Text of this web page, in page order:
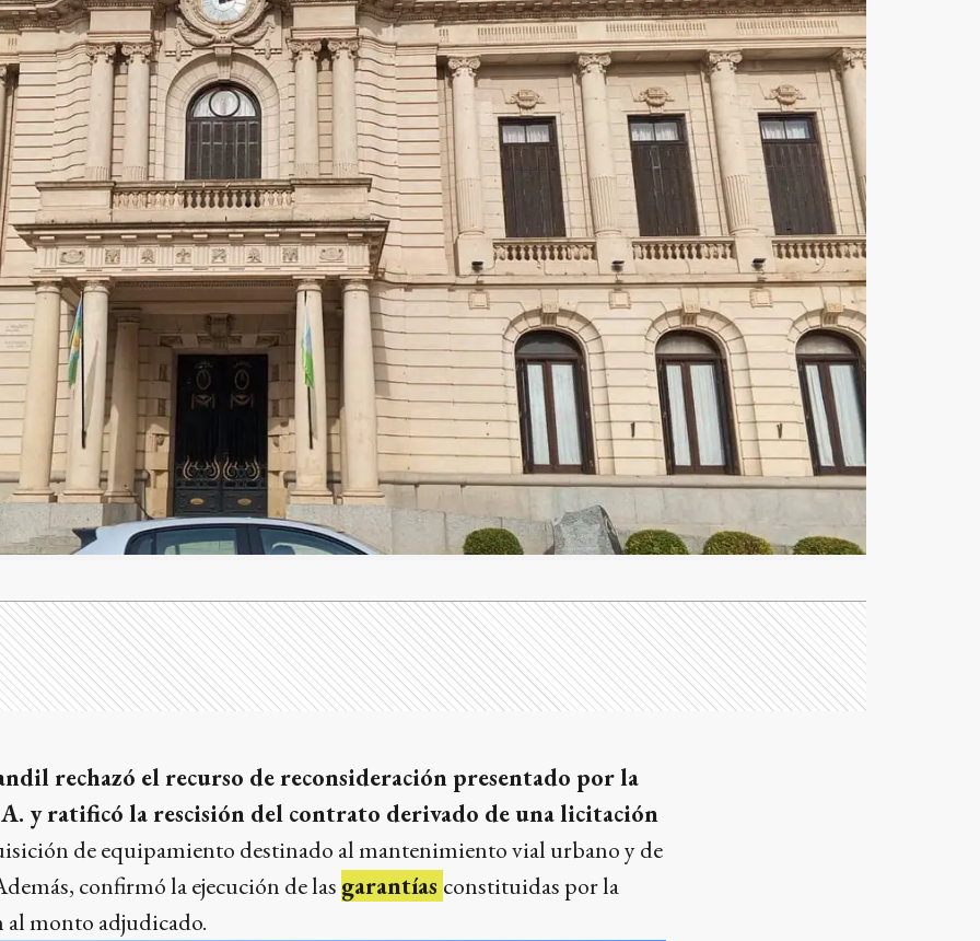
rechazó el recurso de reconsideración presentado por la
y ratificó la rescisión del contrato derivado de una licitación
de equipamiento destinado al mantenimiento vial urbano y de
confirmó la ejecución de las garantías constituidas por la
monto adjudicado.